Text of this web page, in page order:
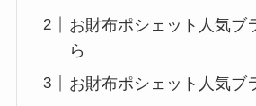
お財布ポシェット人気
ら
お財布ポシェット人気